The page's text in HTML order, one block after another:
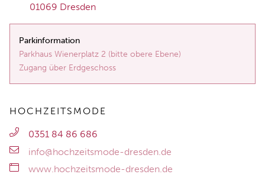
01069 Dres­den
Parkinformation
Parkhaus Wienerplatz 2 (bitte obere Ebene)
Zugang über Erdgeschoss
HOCHZEITSMODE
0351 84 86 686
info@hochzeitsmode-dresden.de
www.hochzeitsmode-dresden.de